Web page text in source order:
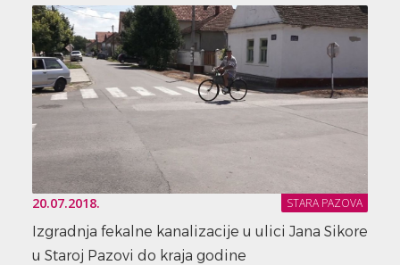
20.07.2018. STARA PAZOVA
Izgradnja fekalne kanalizacije u ulici Jana Sikore
u Staroj Pazovi do kraja godine